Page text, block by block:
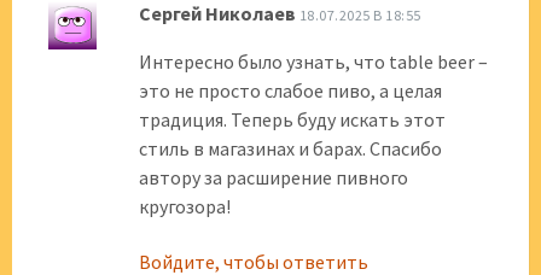
Сергей Николаев 18.07.2025 В 18:55
Интересно было узнать, что table beer –
это не просто слабое пиво, а целая
традиция. Теперь буду искать этот
стиль в магазинах и барах. Спасибо
автору за расширение пивного
кругозора!
Войдите, чтобы ответить